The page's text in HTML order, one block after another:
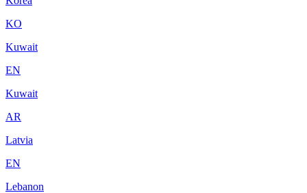
KO
Kuwait
EN
Kuwait
AR
Latvia
EN
Lebanon